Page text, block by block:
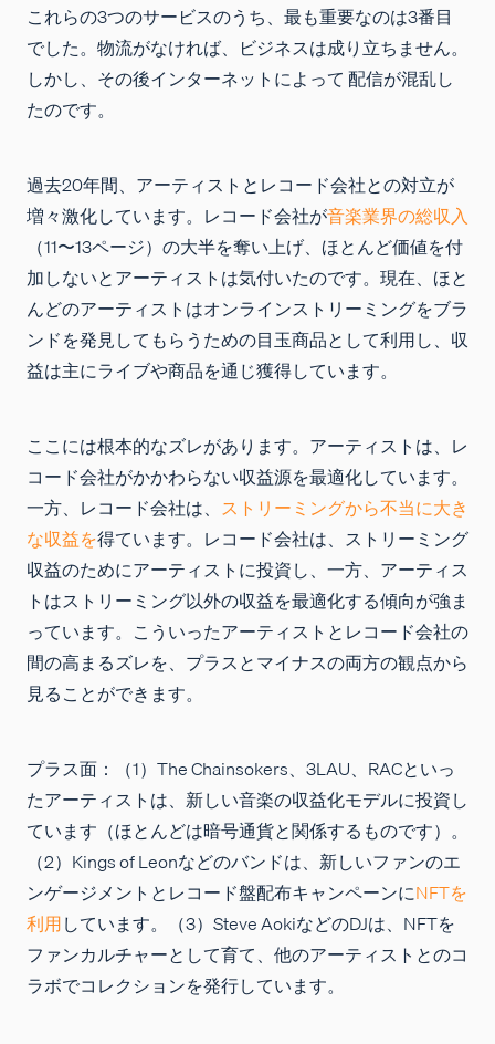
これらの3つのサービスのうち、最も重要なのは3番目
でした。物流がなければ、ビジネスは成り立ちません。
しかし、その後インターネットによって 配信が混乱し
たのです。
過去20年間、アーティストとレコード会社との対立が
増々激化しています。レコード会社が音楽業界の総収入
（11〜13ページ）の大半を奪い上げ、ほとんど価値を付
加しないとアーティストは気付いたのです。現在、ほと
んどのアーティストはオンラインストリーミングをブラ
ンドを発見してもらうための目玉商品として利用し、収
益は主にライブや商品を通じ獲得しています。
ここには根本的なズレがあります。アーティストは、レ
コード会社がかかわらない収益源を最適化しています。
一方、レコード会社は、 ストリーミングから不当に大き
な収益を得ています。レコード会社は、ストリーミング
収益のためにアーティストに投資し、一方、アーティス
トはストリーミング以外の収益を最適化する傾向が強ま
っています。こういったアーティストとレコード会社の
間の高まるズレを、プラスとマイナスの両方の観点から
見ることができます。
プラス面：
（1）The Chainsokers、3LAU、RACといっ
たアーティストは、新しい音楽の収益化モデルに投資し
ています（ほとんどは暗号通貨と関係するものです）。
（2）Kings of Leonなどのバンドは、新しいファンのエ
ンゲージメントとレコード盤配布キャンペーンにNFTを
利用しています。（3）Steve AokiなどのDJは、NFTを
ファンカルチャーとして育て、他のアーティストとのコ
ラボでコレクションを発行しています。